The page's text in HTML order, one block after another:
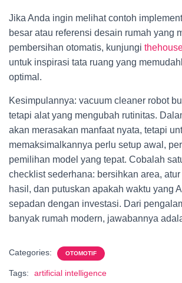
Jika Anda ingin melihat contoh
besar atau referensi desain rumah yang
pembersihan otomatis, kunjungi
untuk inspirasi tata ruang yang
optimal.
Kesimpulannya: vacuum cleaner robot
tetapi alat yang mengubah rutinitas.
akan merasakan manfaat nyata, tetapi
memaksimalkannya perlu setup awal,
pemilihan model yang tepat. Cobalah
checklist sederhana: bersihkan area,
hasil, dan putuskan apakah waktu yang
sepadan dengan investasi. Dari
banyak rumah modern, jawabannya
Categories: OTOMOTIF
Tags: artificial intelligence